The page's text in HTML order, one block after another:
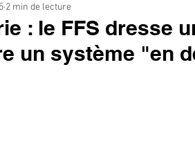
: le FFS dresse
un système "en
2 min de lecture